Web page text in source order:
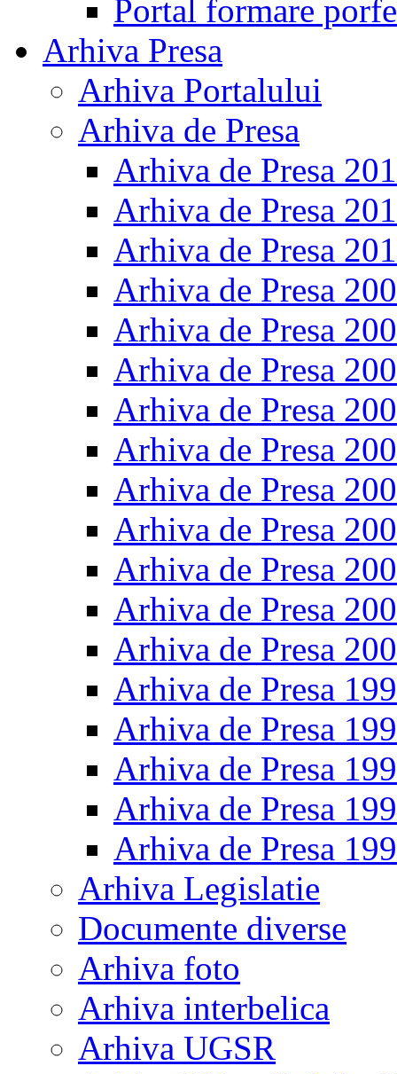
Portal formare
Arhiva Presa
Arhiva Portalului
Arhiva de Presa
Arhiva de Presa
Arhiva de Presa
Arhiva de Presa
Arhiva de Presa
Arhiva de Presa
Arhiva de Presa
Arhiva de Presa
Arhiva de Presa
Arhiva de Presa
Arhiva de Presa
Arhiva de Presa
Arhiva de Presa
Arhiva de Presa
Arhiva de Presa
Arhiva de Presa
Arhiva de Presa
Arhiva de Presa
Arhiva de Presa
Arhiva Legislatie
Documente diverse
Arhiva foto
Arhiva interbelica
Arhiva UGSR